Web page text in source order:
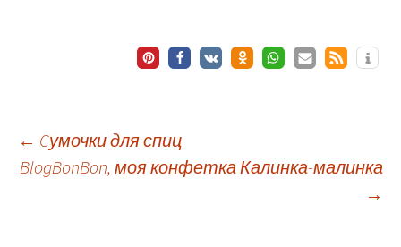
Beitragsnavigation
← Cумочки для спиц
BlogBonBon, моя конфетка Калинка-малинка
→